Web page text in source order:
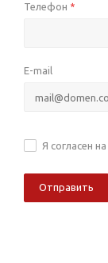
Телефон *
E-mail
Я согласен на